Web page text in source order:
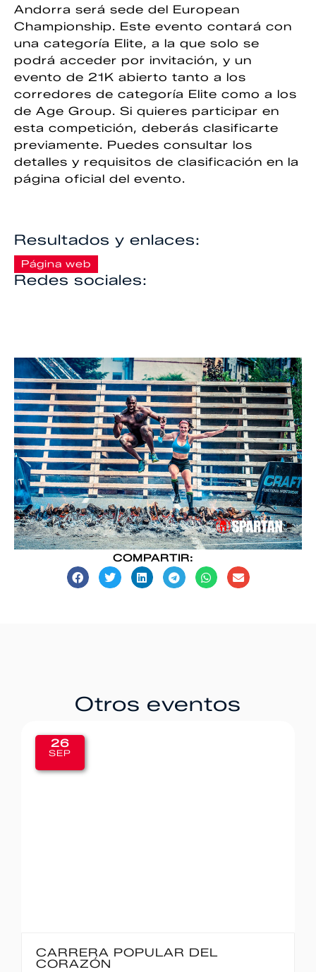
Andorra será sede del European
Championship. Este evento contará con
una categoría Elite, a la que solo se
podrá acceder por invitación, y un
evento de 21K abierto tanto a los
corredores de categoría Elite como a los
de Age Group. Si quieres participar en
esta competición, deberás clasificarte
previamente. Puedes consultar los
detalles y requisitos de clasificación en la
página oficial del evento.
Resultados y enlaces:
Página web
Redes sociales:
COMPARTIR:
Otros eventos
IBERCAJA MADRID CORRE POR
MADRID – 10K